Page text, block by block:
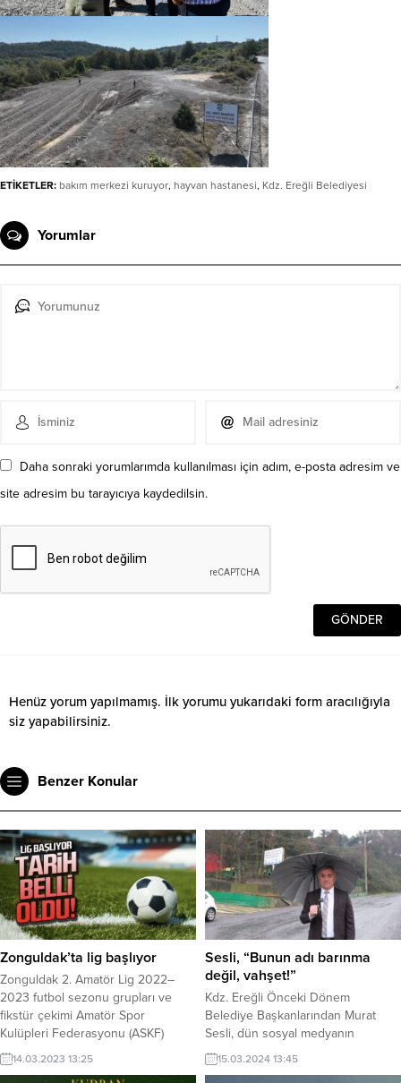
ETİKETLER: bakım merkezi kuruyor, hayvan hastanesi, Kdz. Ereğli Belediyesi
Yorumlar
Daha sonraki yorumlarımda kullanılması için adım, e-posta adresim ve
site adresim bu tarayıcıya kaydedilsin.
Henüz yorum yapılmamış. İlk yorumu yukarıdaki form aracılığıyla
siz yapabilirsiniz.
Benzer Konular
Zonguldak’ta lig başlıyor
Zonguldak 2. Amatör Lig 2022–
2023 futbol sezonu grupları ve
fikstür çekimi Amatör Spor
Kulüpleri Federasyonu (ASKF)
toplantı salonu’nda yapıldı.
14.03.2023 13:25
Sesli, “Bunun adı barınma
değil, vahşet!”
Kdz. Ereğli Önceki Dönem
Belediye Başkanlarından Murat
Sesli, dün sosyal medyanın
gündemine düşen Kdz. Ereğli
Belediyesi Barınağında köpeklerin
15.03.2024 13:45